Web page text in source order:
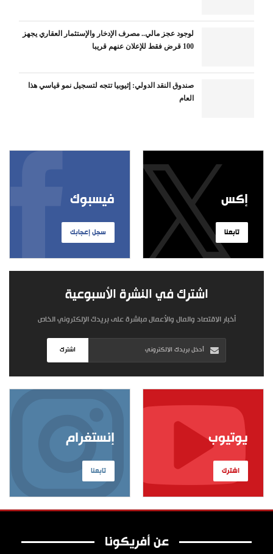
لوجود عجز مالي.. مصرف الإدخار والإستثمار العقاري يجهز
100 قرض فقط للإعلان عنهم قريبا
صندوق النقد الدولي: إثيوبيا تتجه لتسجيل نمو قياسي هذا
العام
فيسبوك
سجل إعجابك
إكس
تابعنا
اشترك في النشرة الأسبوعية
أخبار الاقتصاد والمال والأعمال مباشرة على بريدك الإلكتروني الخاص
اشترك
إنستغرام
تابعنا
يوتيوب
اشترك
عن أفريكونا